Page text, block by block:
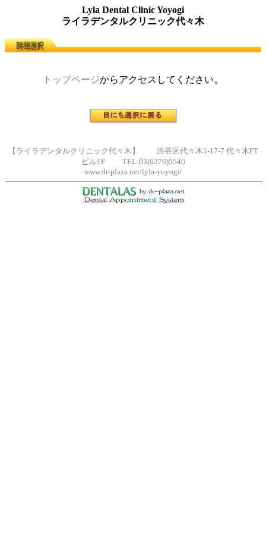
Lyla Dental Clinic Yoyogi
ライラデンタルクリニック代々木
トップページからアクセスしてください。
【ライラデンタルクリニック代々木】 渋谷区代々木1-17-7 代々木FT
ビル1F TEL:03(6276)5546
www.dr-plaza.net/lyla-yoyogi/